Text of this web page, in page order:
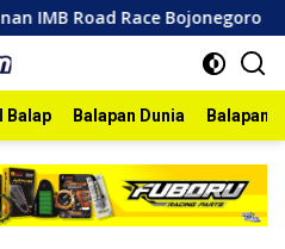
Race Bojonegoro 2026
Balap Balapan Dunia Balapan